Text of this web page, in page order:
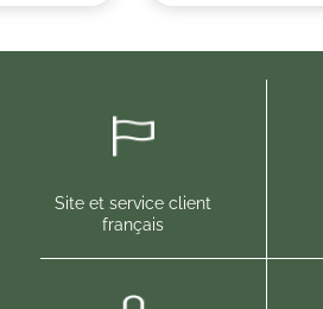
(2 avis)
Site et service client
français